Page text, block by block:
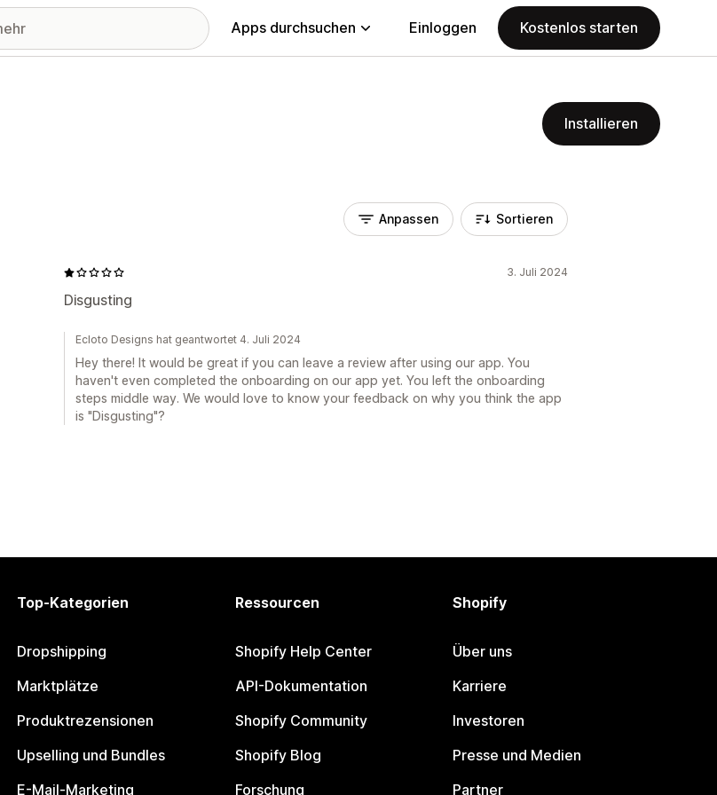
Apps durchsuchen Einloggen Kostenlos starten
Installieren
Anpassen Sortieren
3. Juli 2024
Disgusting
Ecloto Designs hat geantwortet 4. Juli 2024
Hey there! It would be great if you can leave a review after using our app. You
haven't even completed the onboarding on our app yet. You left the onboarding
steps middle way. We would love to know your feedback on why you think the app
is "Disgusting"?
Top-Kategorien
Dropshipping
Marktplätze
Produktrezensionen
Upselling und Bundles
E-Mail-Marketing
Ressourcen
Shopify Help Center
API-Dokumentation
Shopify Community
Shopify Blog
Forschung
Shopify
Über uns
Karriere
Investoren
Presse und Medien
Partner